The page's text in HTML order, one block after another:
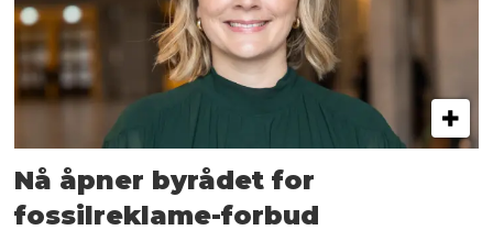
Nå åpner byrådet for
fossilreklame-forbud